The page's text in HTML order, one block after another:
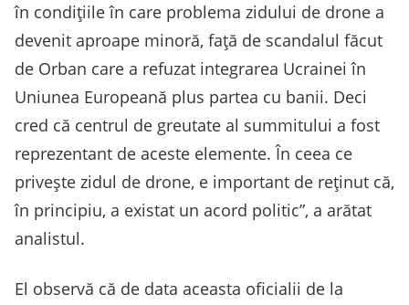
în condițiile în care problema zidului de drone a
devenit aproape minoră, față de scandalul făcut
de Orban care a refuzat integrarea Ucrainei în
Uniunea Europeană plus partea cu banii. Deci
cred că centrul de greutate al summitului a fost
reprezentant de aceste elemente. În ceea ce
privește zidul de drone, e important de reținut că,
în principiu, a existat un acord politic”, a arătat
analistul.
El observă că de data aceasta oficialii de la